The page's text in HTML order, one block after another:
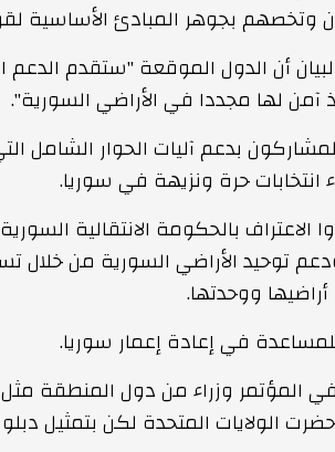
وتخصهم بجوهر المبادئ الأساسية لقرار
أن الدول الموقعة "ستقدم الدعم
آمن لها مجددا في الأراضي السورية".
بدعم آليات الحوار الشامل
انتخابات حرة ونزيهة في سوريا.
الاعتراف بالحكومة الانتقالية
توحيد الأراضي السورية من
ووحدتها.
في إعادة إعمار سوريا.
المؤتمر وزراء من دول المنطقة
الولايات المتحدة لكن بتمثيل